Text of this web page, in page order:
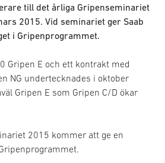
till det årliga Gripenseminariet
2015. Vid seminariet ger Saab
i Gripenprogrammet.
Gripen E och ett kontrakt med
NG undertecknades i oktober
Gripen E som Gripen C/D ökar
2015 kommer att ge en